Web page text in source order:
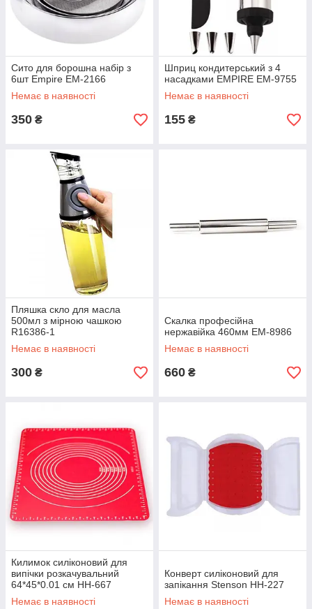
Сито для борошна набір з
6шт Empire EM-2166
Немає в наявності
350 ₴
Шприц кондитерський з 4
насадками EMPIRE EM-9755
Немає в наявності
155 ₴
Пляшка скло для масла
500мл з мірною чашкою
R16386-1
Немає в наявності
300 ₴
Скалка професійна
нержавійка 460мм EM-8986
Немає в наявності
660 ₴
Килимок силіконовий для
випічки розкачувальний
64*45*0.01 см HH-667
Немає в наявності
Конверт силіконовий для
запікання Stenson HH-227
Немає в наявності